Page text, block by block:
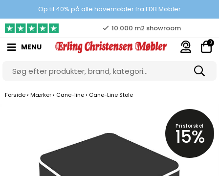
Op til 40% på alle havemøbler fra FDB Møbler
Prisgaranti
10.000 m2 showroom
Gratis & gode parkeringsforhold
MENU 0
Forside › Mærker › Cane-line › Cane-Line Stole
Prisforskel
15%